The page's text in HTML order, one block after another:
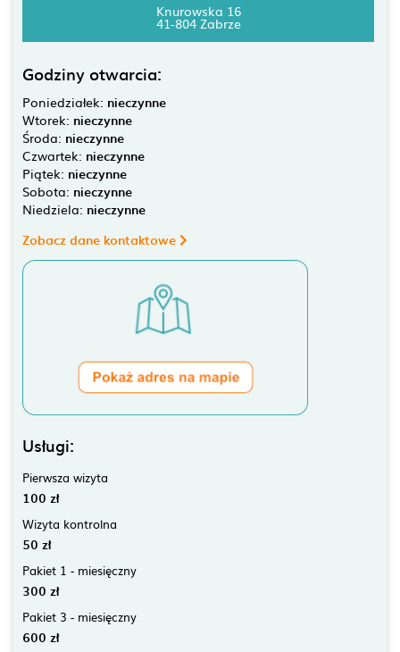
Knurowska 16
41-804 Zabrze
Godziny otwarcia:
Poniedziałek: nieczynne
Wtorek: nieczynne
Środa: nieczynne
Czwartek: nieczynne
Piątek: nieczynne
Sobota: nieczynne
Niedziela: nieczynne
Zobacz dane kontaktowe
Usługi:
Pierwsza wizyta
100 zł
Wizyta kontrolna
50 zł
Pakiet 1 - miesięczny
300 zł
Pakiet 3 - miesięczny
600 zł